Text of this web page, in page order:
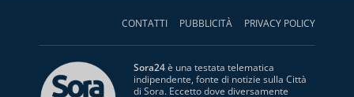
CONTATTI PUBBLICITÀ PRIVACY POLICY
Sora24è una testata telematica
indipendente, fonte di notizie sulla Città
di Sora. Eccetto dove diversamente